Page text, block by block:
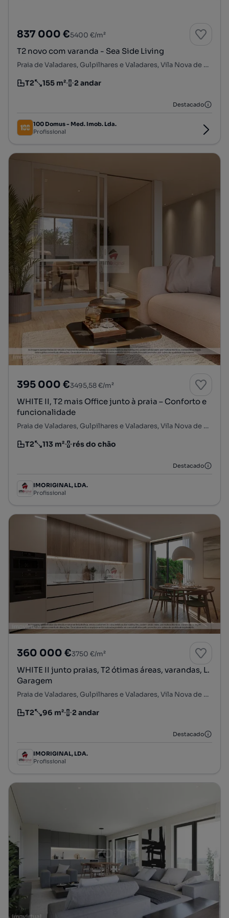
837 000 €5400 €/m²
T2 novo com varanda - Sea Side Living
Praia de Valadares, Gulpilhares e Valadares, Vila Nova de Gaia, Porto
Tipologia
T2
Preço por metro quadrado
155 m²
Andar 2 andar
Destacado
100 Domus - Med. Imob. Lda.
Profissional
395 000 €3495,58 €/m²
WHITE II, T2 mais Office junto à praia – Conforto e
funcionalidade
Praia de Valadares, Gulpilhares e Valadares, Vila Nova de Gaia, Porto
Tipologia
T2
Preço por metro quadrado
113 m²
Andar rés do chão
Destacado
IMORIGINAL, LDA.
Profissional
360 000 €3750 €/m²
WHITE II junto praias, T2 ótimas áreas, varandas, L.
Garagem
Praia de Valadares, Gulpilhares e Valadares, Vila Nova de Gaia, Porto
Tipologia
T2
Preço por metro quadrado
96 m²
Andar 2 andar
Destacado
IMORIGINAL, LDA.
Profissional